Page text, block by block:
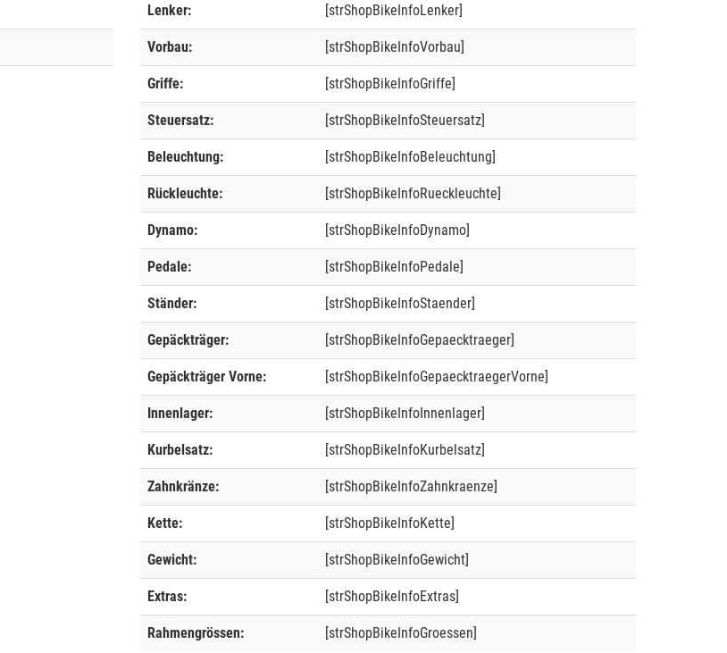
Lenker: [strShopBikeInfoLenker]
Vorbau: [strShopBikeInfoVorbau]
Griffe: [strShopBikeInfoGriffe]
Steuersatz: [strShopBikeInfoSteuersatz]
Beleuchtung: [strShopBikeInfoBeleuchtung]
Rückleuchte: [strShopBikeInfoRueckleuchte]
Dynamo: [strShopBikeInfoDynamo]
Pedale: [strShopBikeInfoPedale]
Ständer: [strShopBikeInfoStaender]
Gepäckträger: [strShopBikeInfoGepaecktraeger]
Gepäckträger Vorne: [strShopBikeInfoGepaecktraegerVorne]
Innenlager: [strShopBikeInfoInnenlager]
Kurbelsatz: [strShopBikeInfoKurbelsatz]
Zahnkränze: [strShopBikeInfoZahnkraenze]
Kette: [strShopBikeInfoKette]
Gewicht: [strShopBikeInfoGewicht]
Extras: [strShopBikeInfoExtras]
Rahmengrössen: [strShopBikeInfoGroessen]